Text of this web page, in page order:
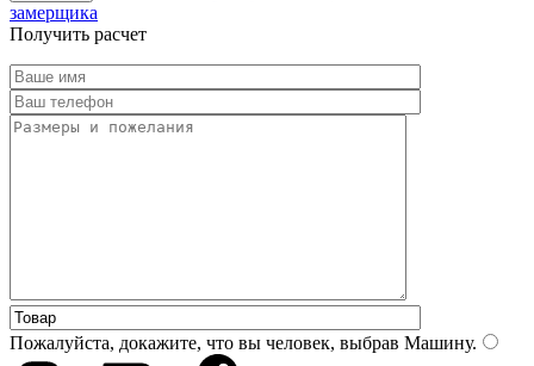
замерщика
Получить расчет
Пожалуйста, докажите, что вы человек, выбрав Машину.